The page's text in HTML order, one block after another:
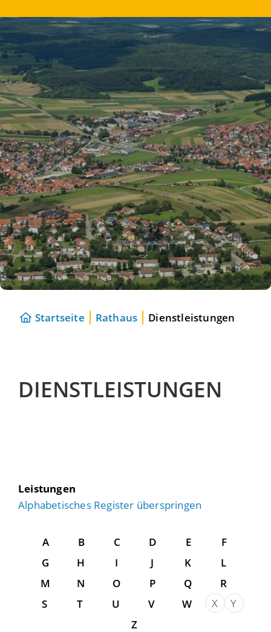
Startseite Rathaus Dienstleistungen
DIENSTLEISTUNGEN
Leistungen
Alphabetisches Register überspringen
A B C D E
F
G
H I J K
L
M
N O P Q
R
S
T U V W X
Y
Z